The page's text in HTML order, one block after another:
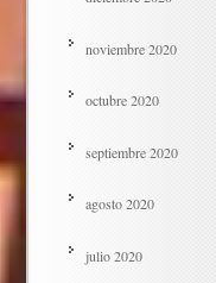
noviembre 2020
octubre 2020
septiembre 2020
agosto 2020
julio 2020